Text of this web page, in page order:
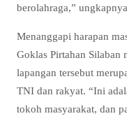
berolahraga,”
Menanggapi harapan
Goklas Pirtahan Silaban
lapangan tersebut
TNI dan rakyat. “Ini
tokoh masyarakat, dan